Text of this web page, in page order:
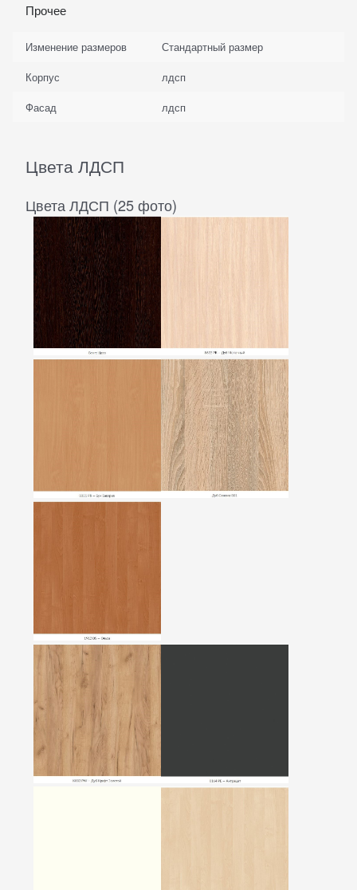
Прочее
Изменение размеров
Стандартный размер
Корпус
лдсп
Фасад
лдсп
Цвета ЛДСП
Цвета ЛДСП (25 фото)